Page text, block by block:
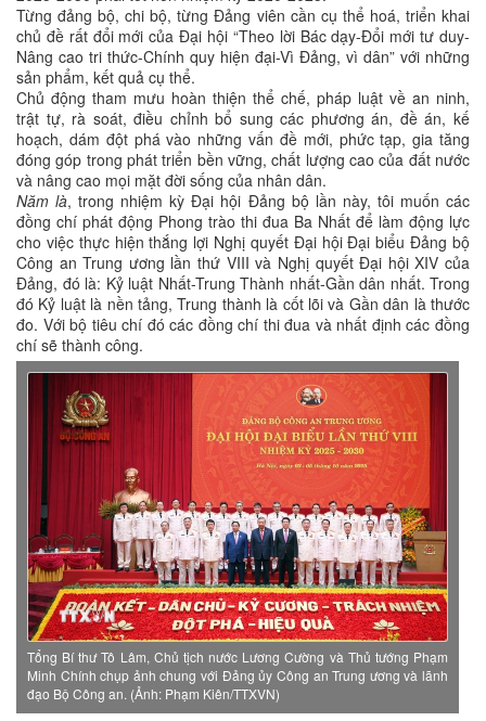
Từng đảng bộ, chi bộ, từng Đảng viên cần cụ thể hoá, triển khai
chủ đề rất đổi mới của Đại hội “Theo lời Bác dạy-Đổi mới tư duy-
Nâng cao tri thức-Chính quy hiện đại-Vì Đảng, vì dân” với những
sản phẩm, kết quả cụ thể.
Chủ động tham mưu hoàn thiện thể chế, pháp luật về an ninh,
trật tự, rà soát, điều chỉnh bổ sung các phương án, đề án, kế
hoạch, dám đột phá vào những vấn đề mới, phức tạp, gia tăng
đóng góp trong phát triển bền vững, chất lượng cao của đất nước
và nâng cao mọi mặt đời sống của nhân dân.
Năm là, trong nhiệm kỳ Đại hội Đảng bộ lần này, tôi muốn các
đồng chí phát động Phong trào thi đua Ba Nhất để làm động lực
cho việc thực hiện thắng lợi Nghị quyết Đại hội Đại biểu Đảng bộ
Công an Trung ương lần thứ VIII và Nghị quyết Đại hội XIV của
Đảng, đó là: Kỷ luật Nhất-Trung Thành nhất-Gần dân nhất. Trong
đó Kỷ luật là nền tảng, Trung thành là cốt lõi và Gần dân là thước
đo. Với bộ tiêu chí đó các đồng chí thi đua và nhất định các đồng
chí sẽ thành công.
Tổng Bí thư Tô Lâm, Chủ tịch nước Lương Cường và Thủ tướng Phạm
Minh Chính chụp ảnh chung với Đảng ủy Công an Trung ương và lãnh
đạo Bộ Công an. (Ảnh: Phạm Kiên/TTXVN)